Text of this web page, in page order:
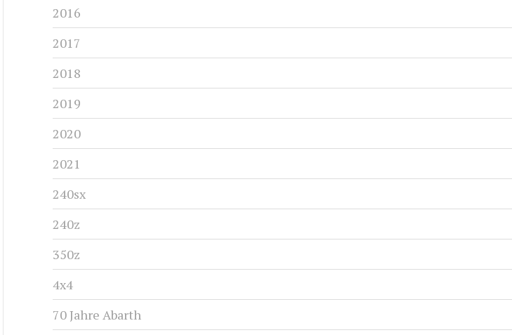
2016
2017
2018
2019
2020
2021
240sx
240z
350z
4x4
70 Jahre Abarth